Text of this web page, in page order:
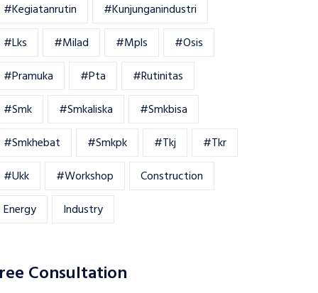
#kegiatanrutin
#kunjunganindustri
#lks
#milad #mpls
#osis
#pramuka
#pta
#rutinitas
#smk
#smkaliska
#smkbisa
#smkhebat
#smkpk #tkj
#tkr
#ukk
#workshop
Construction
Energy
Industry
Consultation